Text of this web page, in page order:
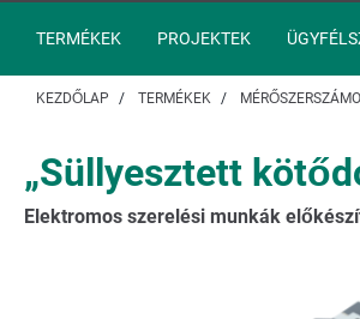
TERMÉKEK PROJEKTEK
KEZDŐLAP TERMÉKEK
„Süllyesztett
Elektromos szerelési munkák